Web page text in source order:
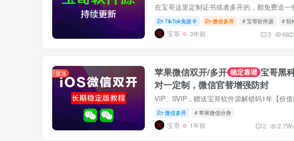
TikTok免拔卡 微信多开 # 宝哥软件源 # 轻
宝哥 3年前 3
置顶 苹果微信双开/多开 稳定靠谱 宝哥黑
对一定制，微信官替增强防封
微信多开 # 苹果微信分身
宝哥 1年前 2